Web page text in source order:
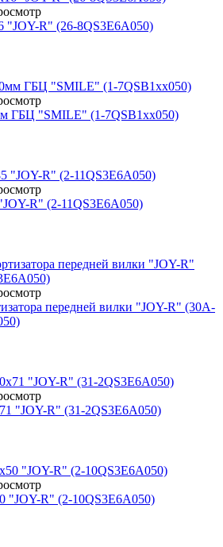
"JOY-R" (26-8QS3E6A050)
ГБЦ "SMILE" (1-7QSB1xx050)
R" (2-11QS3E6A050)
передней вилки "JOY-R" (30A-
"JOY-R" (31-2QS3E6A050)
"JOY-R" (2-10QS3E6A050)